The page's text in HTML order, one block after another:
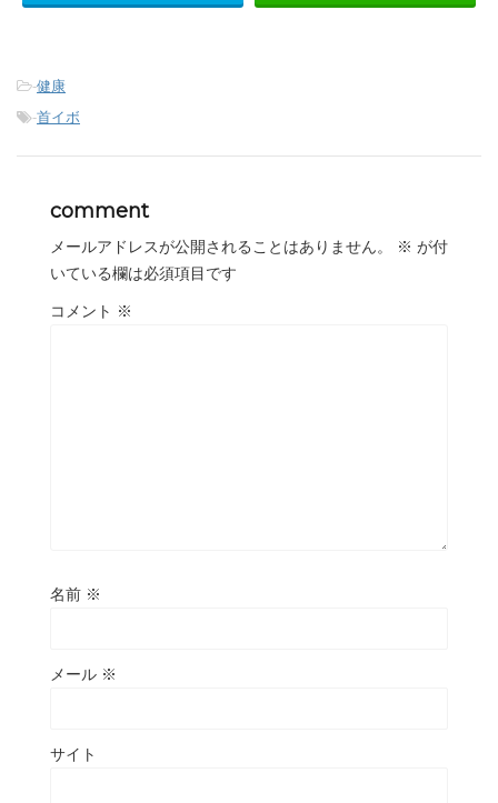
-健康
-首イボ
comment
メールアドレスが公開されることはありません。 ※ が付
いている欄は必須項目です
コメント ※
名前 ※
メール ※
サイト